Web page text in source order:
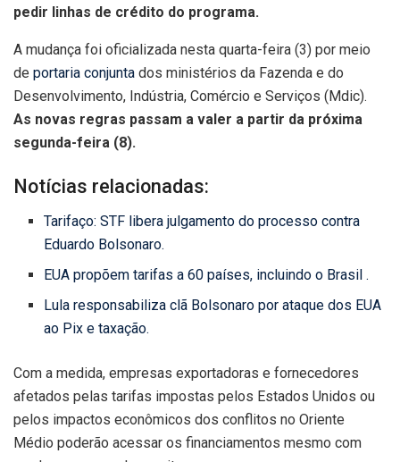
pedir linhas de crédito do programa.
A mudança foi oficializada nesta quarta-feira (3) por meio
de portaria conjunta dos ministérios da Fazenda e do
Desenvolvimento, Indústria, Comércio e Serviços (Mdic).
As novas regras passam a valer a partir da próxima
segunda-feira (8).
Notícias relacionadas:
Tarifaço: STF libera julgamento do processo contra
Eduardo Bolsonaro.
EUA propõem tarifas a 60 países, incluindo o Brasil .
Lula responsabiliza clã Bolsonaro por ataque dos EUA
ao Pix e taxação.
Com a medida, empresas exportadoras e fornecedores
afetados pelas tarifas impostas pelos Estados Unidos ou
pelos impactos econômicos dos conflitos no Oriente
Médio poderão acessar os financiamentos mesmo com